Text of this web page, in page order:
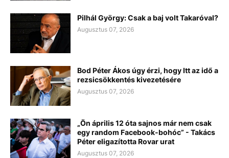
Pilhál György: Csak a baj volt Takaróval?
Augusztus 07, 2026
Bod Péter Ákos úgy érzi, hogy Itt az idő a
rezsicsökkentés kivezetésére
Augusztus 07, 2026
„Ön április 12 óta sajnos már nem csak
egy random Facebook-bohóc” - Takács
Péter eligazította Rovar urat
Augusztus 07, 2026